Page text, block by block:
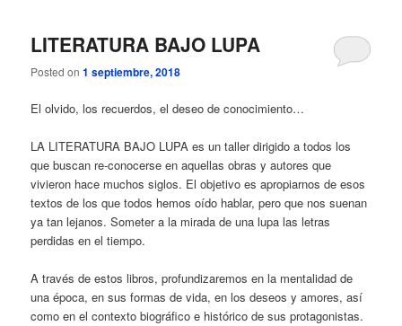
LITERATURA BAJO LUPA
Posted on1 septiembre, 2018
El olvido, los recuerdos, el deseo de conocimiento…
LA LITERATURA BAJO LUPA es un taller dirigido a todos los
que buscan re-conocerse en aquellas obras y autores que
vivieron hace muchos siglos. El objetivo es apropiarnos de esos
textos de los que todos hemos oído hablar, pero que nos suenan
ya tan lejanos. Someter a la mirada de una lupa las letras
perdidas en el tiempo.
A través de estos libros, profundizaremos en la mentalidad de
una época, en sus formas de vida, en los deseos y amores, así
como en el contexto biográfico e histórico de sus protagonistas.